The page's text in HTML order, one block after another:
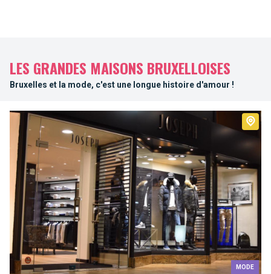
LES GRANDES MAISONS BRUXELLOISES
Bruxelles et la mode, c'est une longue histoire d'amour !
MODE